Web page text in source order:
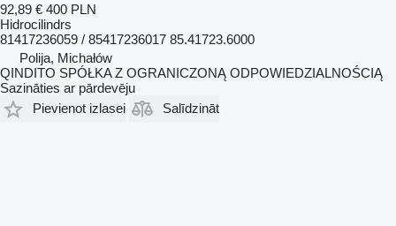
92,89 € 400 PLN
Hidrocilindrs
81417236059 / 85417236017 85.41723.6000
Polija, Michałów
QINDITO SPÓŁKA Z OGRANICZONĄ ODPOWIEDZIALNOŚCIĄ
Sazināties ar pārdevēju
Pievienot izlasei
Salīdzināt